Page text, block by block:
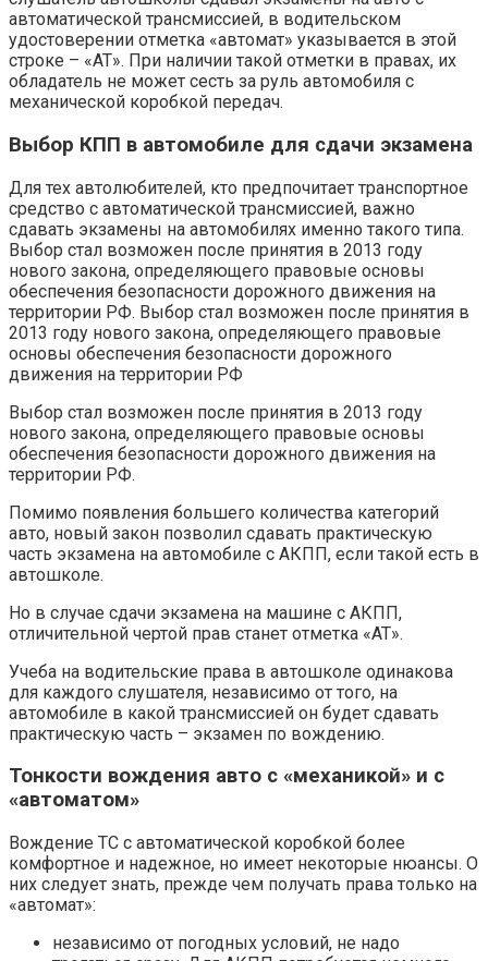
автоматической трансмиссией, в водительском
удостоверении отметка «автомат» указывается в этой
строке – «АТ». При наличии такой отметки в правах, их
обладатель не может сесть за руль автомобиля с
механической коробкой передач.
Выбор КПП в автомобиле для сдачи экзамена
Для тех автолюбителей, кто предпочитает транспортное
средство с автоматической трансмиссией, важно
сдавать экзамены на автомобилях именно такого типа.
Выбор стал возможен после принятия в 2013 году
нового закона, определяющего правовые основы
обеспечения безопасности дорожного движения на
территории РФ. Выбор стал возможен после принятия в
2013 году нового закона, определяющего правовые
основы обеспечения безопасности дорожного
движения на территории РФ
Выбор стал возможен после принятия в 2013 году
нового закона, определяющего правовые основы
обеспечения безопасности дорожного движения на
территории РФ.
Помимо появления большего количества категорий
авто, новый закон позволил сдавать практическую
часть экзамена на автомобиле с АКПП, если такой есть в
автошколе.
Но в случае сдачи экзамена на машине с АКПП,
отличительной чертой прав станет отметка «АТ».
Учеба на водительские права в автошколе одинакова
для каждого слушателя, независимо от того, на
автомобиле в какой трансмиссией он будет сдавать
практическую часть – экзамен по вождению.
Тонкости вождения авто с «механикой» и с
«автоматом»
Вождение ТС с автоматической коробкой более
комфортное и надежное, но имеет некоторые нюансы. О
них следует знать, прежде чем получать права только на
«автомат»:
независимо от погодных условий, не надо